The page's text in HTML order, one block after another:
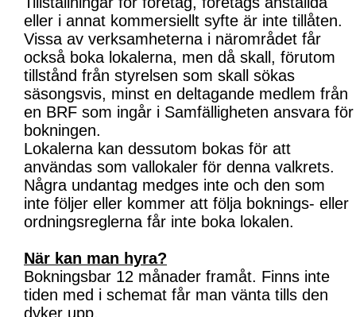
eller i annat kommersiellt syfte är inte tillåten.
Vissa av verksamheterna i närområdet får
också boka lokalerna, men då skall, förutom
tillstånd från styrelsen som skall sökas
säsongsvis, minst en deltagande medlem från
en BRF som ingår i Samfälligheten ansvara för
bokningen.
Lokalerna kan dessutom bokas för att
användas som vallokaler för denna valkrets.
Några undantag medges inte och den som
inte följer eller kommer att följa boknings- eller
ordningsreglerna får inte boka lokalen.
När kan man hyra?
Bokningsbar 12 månader framåt. Finns inte
tiden med i schemat får man vänta tills den
dyker upp.